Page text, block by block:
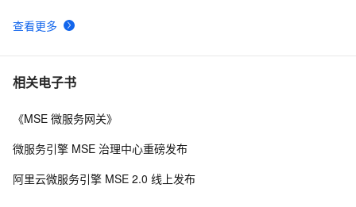
查看更多
相关电子书
《MSE 微服务网关》
微服务引擎 MSE 治理中心重磅发布
阿里云微服务引擎 MSE 2.0 线上发布